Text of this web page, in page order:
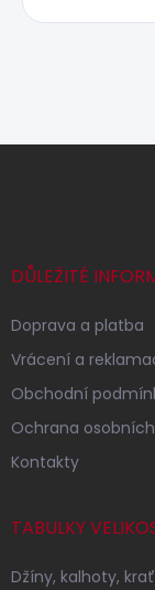
Z
DŮLEŽITÉ
Doprava a platba
Vrácení a
Obchodní
Ochrana
Kontakty
TABULKY
Džíny, kalhoty,